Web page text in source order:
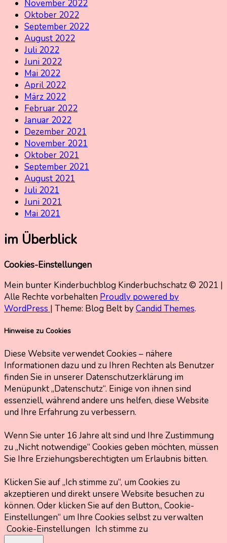
November 2022
Oktober 2022
September 2022
August 2022
Juli 2022
Juni 2022
Mai 2022
April 2022
März 2022
Februar 2022
Januar 2022
Dezember 2021
November 2021
Oktober 2021
September 2021
August 2021
Juli 2021
Juni 2021
Mai 2021
im Überblick
Cookies-Einstellungen
Mein bunter Kinderbuchblog Kinderbuchschatz © 2021 |
Alle Rechte vorbehalten Proudly powered by
WordPress | Theme: Blog Belt byCandid Themes.
Hinweise zu Cookies
Diese Website verwendet Cookies – nähere
Informationen dazu und zu Ihren Rechten als Benutzer
finden Sie in unserer Datenschutzerklärung im
Menüpunkt „Datenschutz“. Einige von ihnen sind
essenziell, während andere uns helfen, diese Website
und Ihre Erfahrung zu verbessern.
Wenn Sie unter 16 Jahre alt sind und Ihre Zustimmung
zu „Nicht notwendige“ Cookies geben möchten, müssen
Sie Ihre Erziehungsberechtigten um Erlaubnis bitten.
Klicken Sie auf „Ich stimme zu“, um Cookies zu
akzeptieren und direkt unsere Website besuchen zu
können. Oder klicken Sie auf den Button„ Cookie-
Einstellungen“ um Ihre Cookies selbst zu verwalten
Cookie-Einstellungen Ich stimme zu